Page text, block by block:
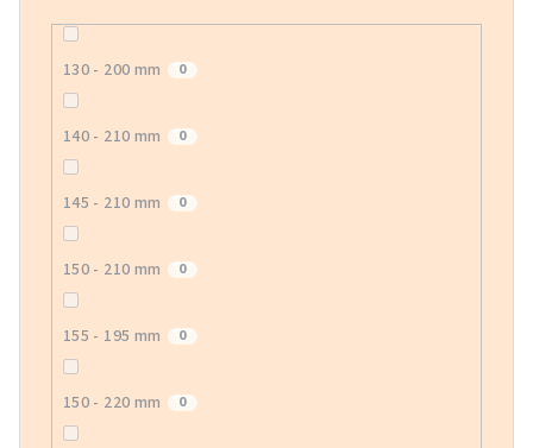
130 - 200 mm 0
140 - 210 mm 0
145 - 210 mm 0
150 - 210 mm 0
155 - 195 mm 0
150 - 220 mm 0